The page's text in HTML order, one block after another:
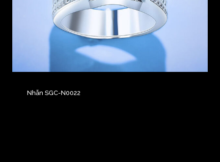
Nhẫn SGC-N0022